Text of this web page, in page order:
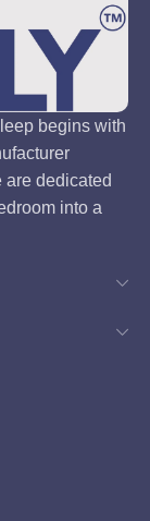
begins with
are dedicated
into a